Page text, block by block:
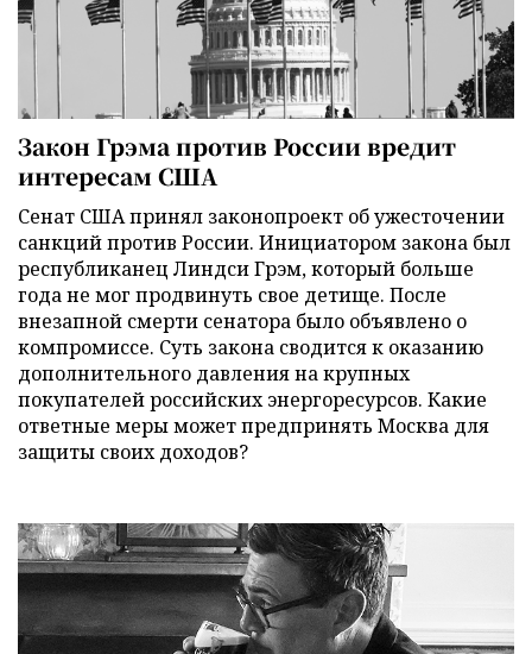
Закон Грэма против России вредит
интересам США
Сенат США принял законопроект об ужесточении
санкций против России. Инициатором закона был
республиканец Линдси Грэм, который больше
года не мог продвинуть свое детище. После
внезапной смерти сенатора было объявлено о
компромиссе. Суть закона сводится к оказанию
дополнительного давления на крупных
покупателей российских энергоресурсов. Какие
ответные меры может предпринять Москва для
защиты своих доходов?